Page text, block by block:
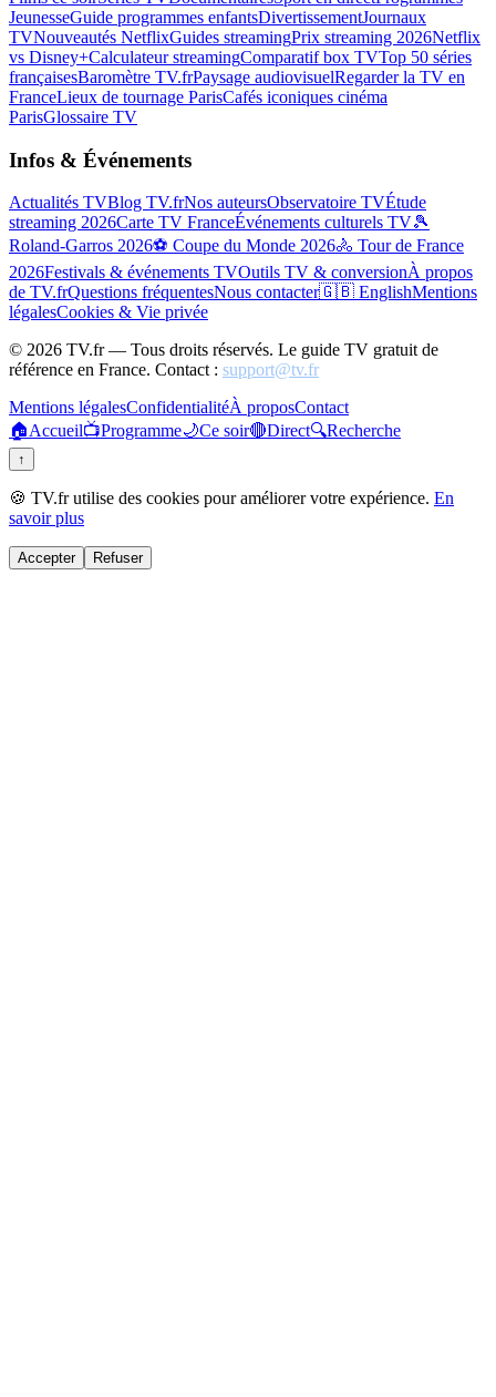
JeunesseGuide programmes enfantsDivertissementJournaux
TVNouveautés NetflixGuides streamingPrix streaming 2026Netflix
vs Disney+Calculateur streamingComparatif box TVTop 50 séries
françaisesBaromètre TV.frPaysage audiovisuelRegarder la TV en
FranceLieux de tournage ParisCafés iconiques cinéma
ParisGlossaire TV
Infos & Événements
Actualités TVBlog TV.frNos auteursObservatoire TVÉtude
streaming 2026Carte TV FranceÉvénements culturels TV🎾
Roland-Garros 2026⚽ Coupe du Monde 2026🚴 Tour de France
2026Festivals & événements TVOutils TV & conversionÀ propos
de TV.frQuestions fréquentesNous contacter🇬🇧 EnglishMentions
légalesCookies & Vie privée
© 2026 TV.fr — Tous droits réservés. Le guide TV gratuit de
référence en France. Contact : support@tv.fr
Mentions légalesConfidentialitéÀ proposContact
🏠Accueil📺Programme🌙Ce soir🔴Direct🔍Recherche
↑
🍪 TV.fr utilise des cookies pour améliorer votre expérience. En
savoir plus
Accepter Refuser